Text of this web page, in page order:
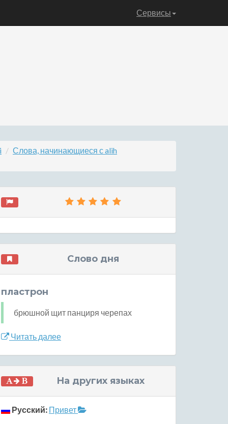
Сервисы
Слова, начинающиеся с alih
Слово дня
пластрон
брюшной щит панциря черепах
Читать далее
На других языках
Русский: Привет